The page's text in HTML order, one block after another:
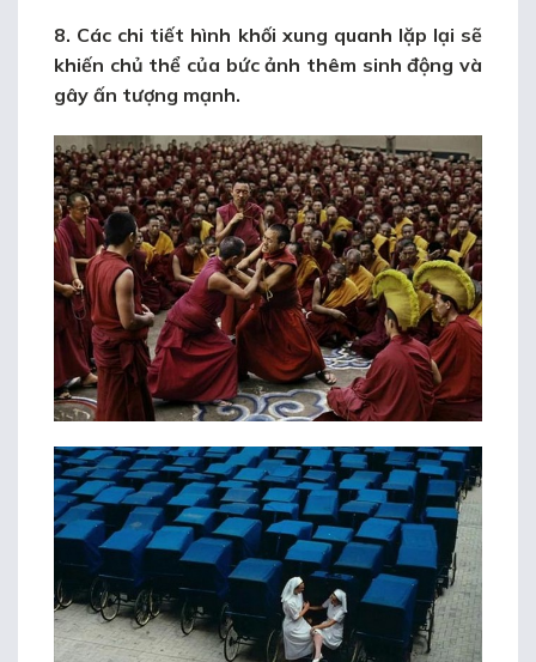
8. Các chi tiết hình khối xung quanh lặp lại sẽ
khiến chủ thể của bức ảnh thêm sinh động và
gây ấn tượng mạnh.